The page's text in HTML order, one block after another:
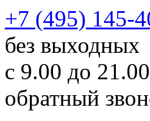
+7 (495) 145-
без выходных
с 9.00 до 21.00
обратный